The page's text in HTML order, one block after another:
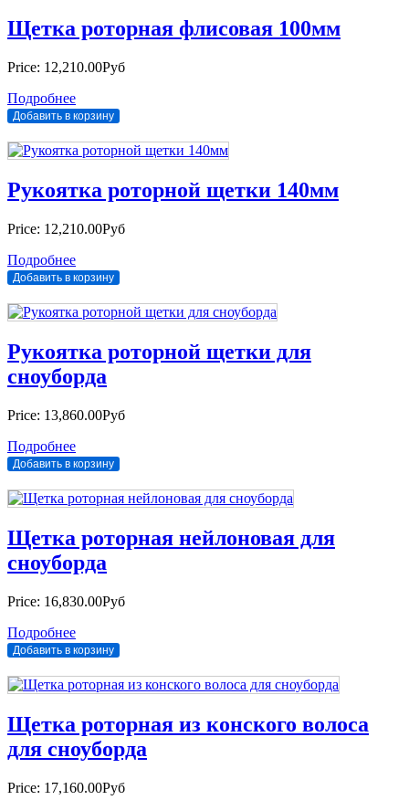
Щетка роторная флисовая 100мм
Price: 12,210.00Руб
Подробнее
Рукоятка роторной щетки 140мм
Price: 12,210.00Руб
Подробнее
Рукоятка роторной щетки для
сноуборда
Price: 13,860.00Руб
Подробнее
Щетка роторная нейлоновая для
сноуборда
Price: 16,830.00Руб
Подробнее
Щетка роторная из конского волоса
для сноуборда
Price: 17,160.00Руб